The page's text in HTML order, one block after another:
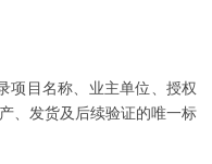
目名称、业主单位、授权
、发货及后续验证的唯一标